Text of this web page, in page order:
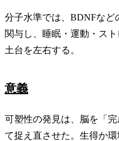
分子水準では、BDNFなど
関与し、睡眠・運動・ス
土台を左右する。
意義
可塑性の発見は、脳を「
て捉え直させた。生得か